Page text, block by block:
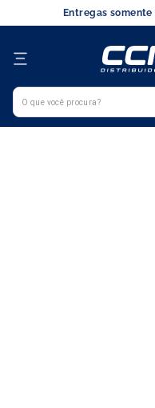
Entregas somente